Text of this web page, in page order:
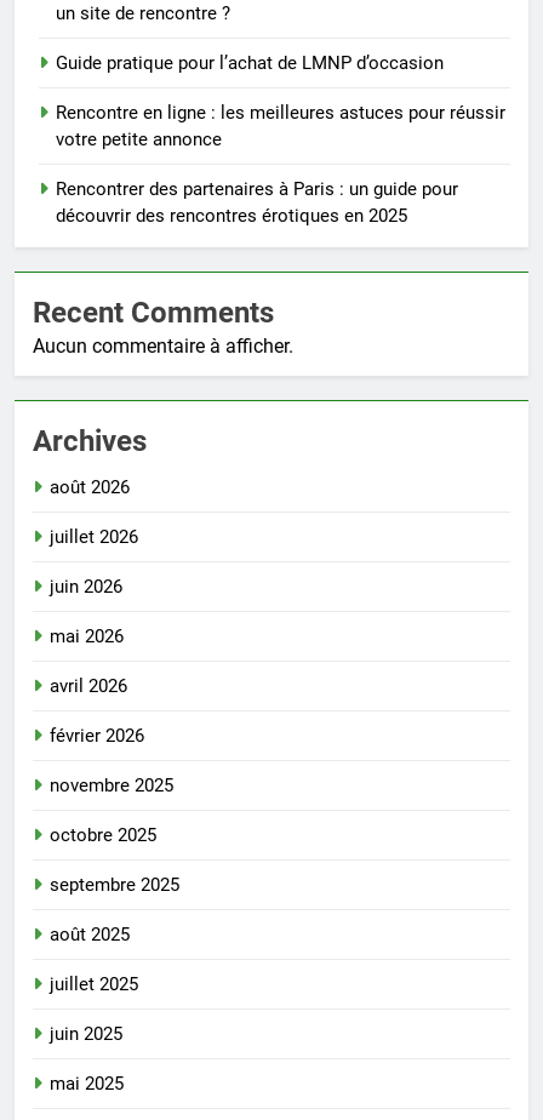
un site de rencontre ?
Guide pratique pour l’achat de LMNP d’occasion
Rencontre en ligne : les meilleures astuces pour réussir
votre petite annonce
Rencontrer des partenaires à Paris : un guide pour
découvrir des rencontres érotiques en 2025
Recent Comments
Aucun commentaire à afficher.
Archives
août 2026
juillet 2026
juin 2026
mai 2026
avril 2026
février 2026
novembre 2025
octobre 2025
septembre 2025
août 2025
juillet 2025
juin 2025
mai 2025